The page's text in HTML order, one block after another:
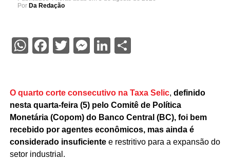
Por Da Redação
WhatsApp
Facebook
Twitter
Messenger
LinkedIn
Share
O quarto corte consecutivo na Taxa Selic, definido
nesta quarta-feira (5) pelo Comitê de Política
Monetária (Copom) do Banco Central (BC), foi bem
recebido por agentes econômicos, mas ainda é
considerado insuficientee restritivo para a expansão do
setor industrial.